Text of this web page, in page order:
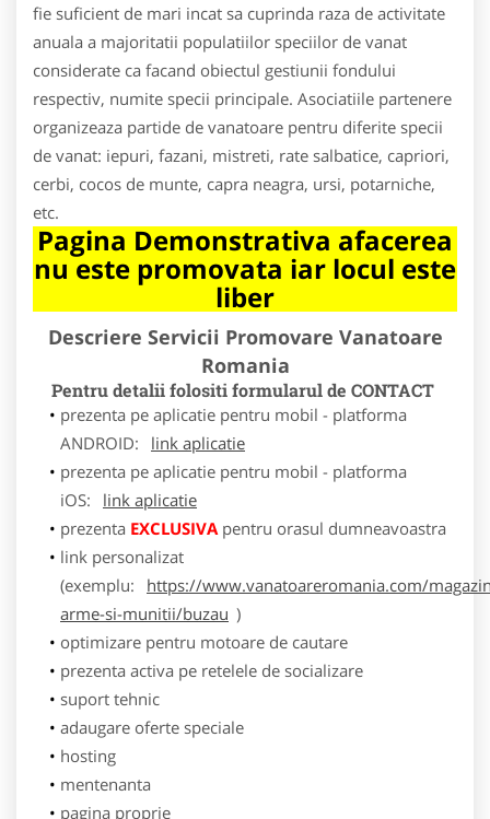
fie suficient de mari incat sa cuprinda raza de activitate
anuala a majoritatii populatiilor speciilor de vanat
considerate ca facand obiectul gestiunii fondului
respectiv, numite specii principale. Asociatiile partenere
organizeaza partide de vanatoare pentru diferite specii
de vanat: iepuri, fazani, mistreti, rate salbatice, capriori,
cerbi, cocos de munte, capra neagra, ursi, potarniche,
etc.
Pagina Demonstrativa afacerea
nu este promovata iar locul este
liber
Descriere Servicii Promovare Vanatoare
Romania
Pentru detalii folositi formularul de CONTACT
prezenta pe aplicatie pentru mobil - platforma
ANDROID:
link aplicatie
prezenta pe aplicatie pentru mobil - platforma
iOS:
link aplicatie
prezenta EXCLUSIVApentru orasul dumneavoastra
link personalizat
(exemplu:
https://www.vanatoareromania.com/
arme-si-munitii/buzau )
optimizare pentru motoare de cautare
prezenta activa pe retelele de socializare
suport tehnic
adaugare oferte speciale
hosting
mentenanta
pagina proprie